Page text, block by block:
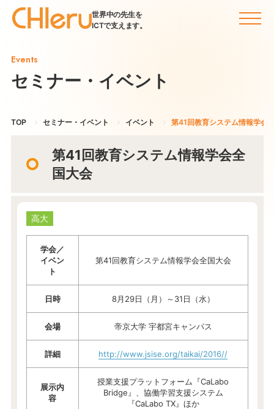
世界中の先生を
ICTで支えます。
Events
セミナー・イベント
TOP セミナー・イベント イベント 第41回教育システム情報学会
第41回教育システム情報学会全
国大会
高大
学会／
イベン
ト
第41回教育システム情報学会全国大会
日時 8月29日（月）～31日（水）
会場 帝京大学 宇都宮キャンパス
詳細 http://www.jsise.org/taikai/2016//
展示内
容
授業支援プラットフォーム『CaLabo
Bridge』、協働学習支援システム
『CaLabo TX』ほか